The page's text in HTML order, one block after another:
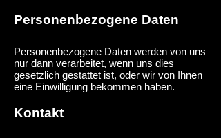
Personenbezogene Daten
Personenbezogene Daten werden von uns
nur dann verarbeitet, wenn uns dies
gesetzlich gestattet ist, oder wir von Ihnen
eine Einwilligung bekommen haben.
Kontakt